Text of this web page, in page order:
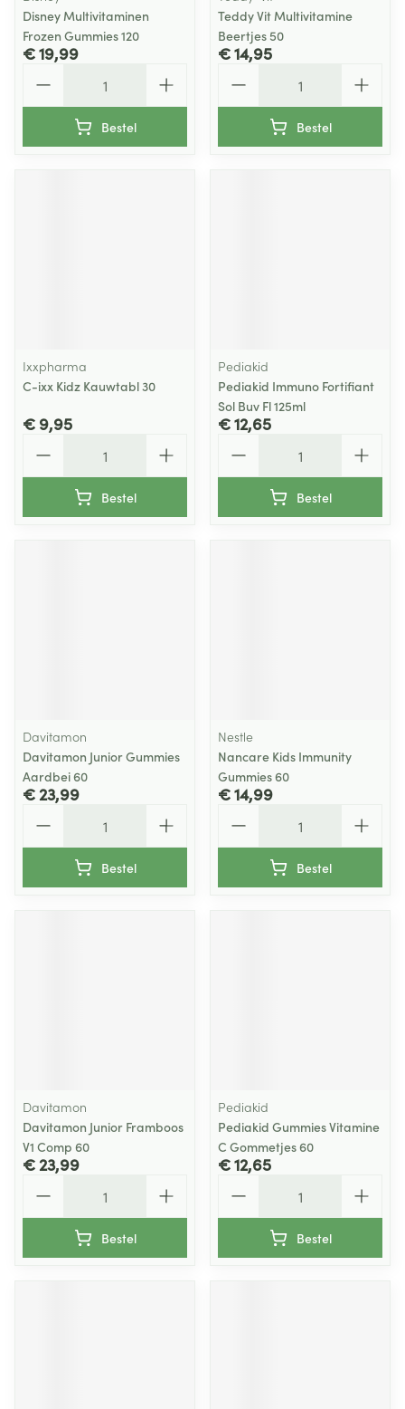
Disney Multivitaminen
Frozen Gummies 120
€ 19,99
Bestel
Teddy Vit Multivitamine
Beertjes 50
€ 14,95
Bestel
Ixxpharma
C-ixx Kidz Kauwtabl 30
€ 9,95
Bestel
Pediakid
Pediakid Immuno Fortifiant
Sol Buv Fl 125ml
€ 12,65
Bestel
Davitamon
Davitamon Junior Gummies
Aardbei 60
€ 23,99
Bestel
Nestle
Nancare Kids Immunity
Gummies 60
€ 14,99
Bestel
Davitamon
Davitamon Junior Framboos
V1 Comp 60
€ 23,99
Bestel
Pediakid
Pediakid Gummies Vitamine
C Gommetjes 60
€ 12,65
Bestel